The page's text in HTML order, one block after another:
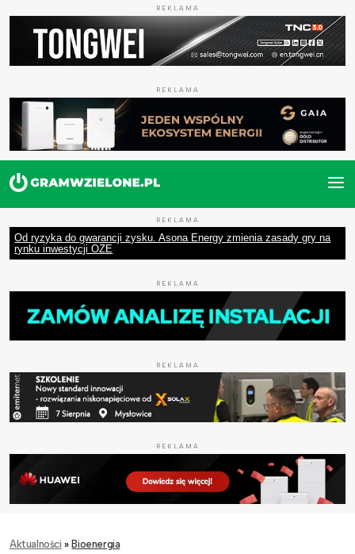
REKLAMA
REKLAMA
REKLAMA
Od ryzyka do gwarancji zysku. Asona Energy zmienia zasady gry na
rynku inwestycji OZE
REKLAMA
REKLAMA
REKLAMA
Aktualności » Bioenergia